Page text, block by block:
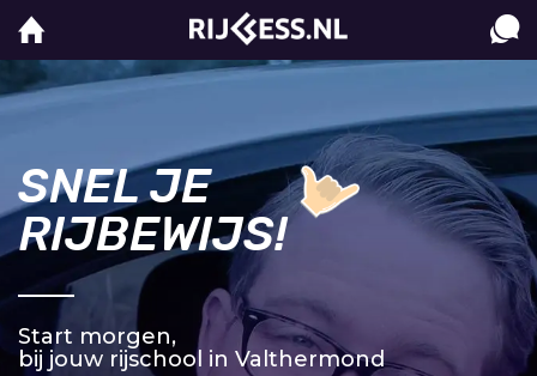
SNEL JE
RIJBEWIJS!
Start morgen,
bij jouw rijschool in Valthermond